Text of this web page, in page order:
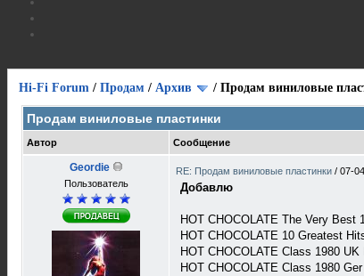
Hi-Fi Forum / Продам / Архив / Продам виниловые
Продам виниловые пластинки
Автор Сообщение
Geordie
Пользователь
RE: Продам виниловые пластинки / 07-
Добавлю
HOT CHOCOLATE The Very Best
HOT CHOCOLATE 10 Greatest
HOT CHOCOLATE Class 1980
HOT CHOCOLATE Class 1980